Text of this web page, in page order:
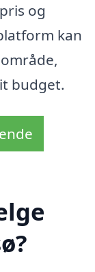
og
kan
budget.